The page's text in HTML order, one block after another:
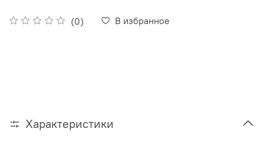
(0) В избранное
Характеристики